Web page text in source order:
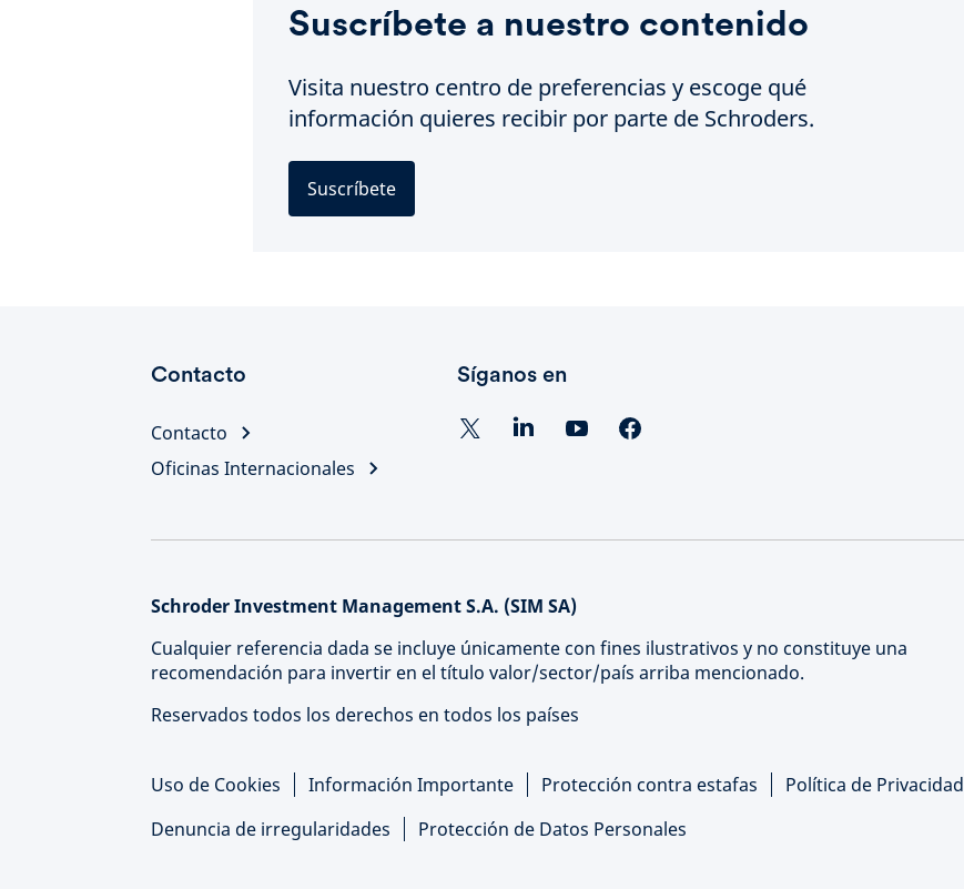
Suscríbete a nuestro contenido
Visita nuestro centro de preferencias y escoge qué
información quieres recibir por parte de Schroders.
Suscríbete
Contacto
Contacto
Oficinas Internacionales
Síganos en
Schroder Investment Management S.A. (SIM SA)
Cualquier referencia dada se incluye únicamente con fines ilustrativos y no constituye una
recomendación para invertir en el título valor/sector/país arriba mencionado.
Reservados todos los derechos en todos los países
Uso de Cookies Información Importante Protección contra estafas
Política de Privacidad
Denuncia de irregularidades
Protección de Datos Personales